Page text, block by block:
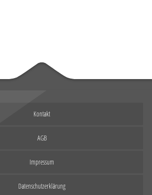
Kontakt
AGB
Impressum
Datenschutzerklärung